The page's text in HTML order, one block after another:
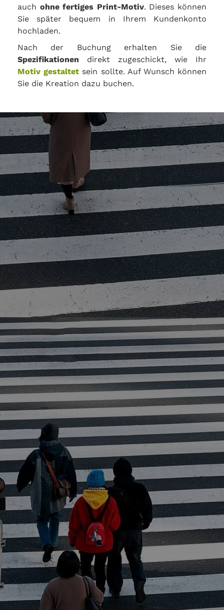
auch ohne fertiges Print-Motiv. Dieses können
Sie später bequem in Ihrem Kundenkonto
hochladen.
Nach der Buchung erhalten Sie die
Spezifikationen direkt zugeschickt, wie Ihr
Motiv gestaltet sein sollte. Auf Wunsch können
Sie die Kreation dazu buchen.